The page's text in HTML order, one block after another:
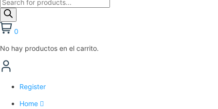
0
No hay productos en el carrito.
Register
Home